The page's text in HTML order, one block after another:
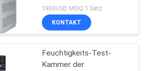
1900USD MOQ:1 Satz
KONTAKT
Feuchtigkeits-Test-
Kammer der